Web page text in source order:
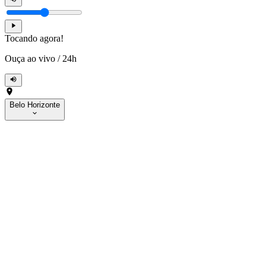
Tocando agora!
Ouça ao vivo / 24h
Belo Horizonte